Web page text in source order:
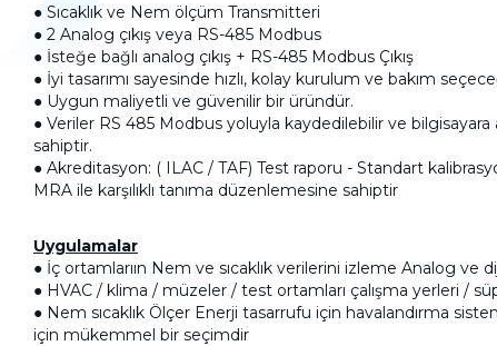
● Sıcaklık ve Nem ölçüm Transmitteri
● 2 Analog çıkış veya RS-485 Modbus
● İsteğe bağlı analog çıkış + RS-485 Modbus Çıkış
● İyi tasarımı sayesinde hızlı, kolay kurulum ve bakım
● Uygun maliyetli ve güvenilir bir üründür.
● Veriler RS 485 Modbus yoluyla kaydedilebilir ve bilgisayara
sahiptir.
● Akreditasyon: ( ILAC / TAF) Test raporu - Standart
MRA ile karşılıklı tanıma düzenlemesine sahiptir
Uygulamalar
● İç ortamlarıın Nem ve sıcaklık verilerini izleme Analog
● HVAC / klima / müzeler / test ortamları çalışma yerleri /
● Nem sıcaklık Ölçer Enerji tasarrufu için havalandırma
için mükemmel bir seçimdir